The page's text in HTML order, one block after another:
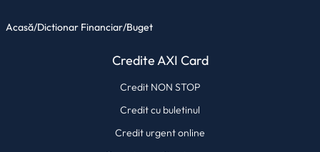
Acasă/Dictionar Financiar/Buget
Credite AXI Card
Credit NON STOP
Credit cu buletinul
Credit urgent online